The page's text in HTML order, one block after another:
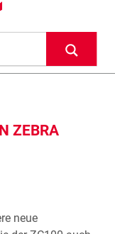
ZEBRA
neue